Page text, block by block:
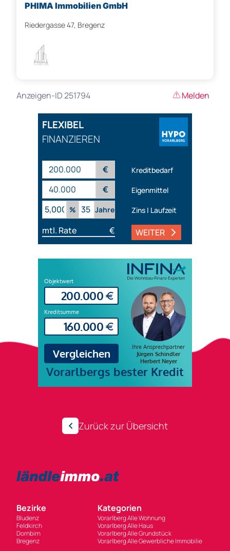
PHIMA Immobilien GmbH
Riedergasse 47, Bregenz
Anzeigen-ID 251794 Melden
FLEXIBEL
FINANZIEREN
€ Kreditbedarf
€
Eigenmittel
%
Jahre Zins | Laufzeit
mtl. Rate € WEITER
Zurück zur Übersicht
Bezirke
Bludenz
Feldkirch
Dornbirn
Bregenz
Kategorien
Vorarlberg Alle Wohnung
Vorarlberg Alle Haus
Vorarlberg Alle Grundstück
Vorarlberg Alle Gewerbliche Immobilie